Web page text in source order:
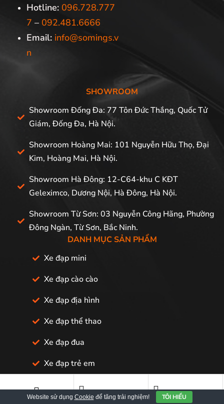
Hotline: 096.728.777
7 – 092.481.6666
Email: info@somings.v
n
SHOWROOM
Showroom Đống Đa: 77 Tôn Đức Thắng, Quốc Tử
Giám, Đống Đa, Hà Nội.
Showroom Hoàng Mai: 101 Nguyễn Hữu Thọ, Đại
Kim, Hoàng Mai, Hà Nội.
Showroom Hà Đông: 12-C64-khu C KĐT
Geleximco, Dương Nội, Hà Đông, Hà Nội.
Showroom Từ Sơn: 03 Nguyễn Công Hãng, Phường
Đông Ngàn, Từ Sơn, Bắc Ninh.
DANH MỤC SẢN PHẨM
Xe đạp mini
Xe đạp cào cào
Xe đạp địa hình
Xe đạp thể thao
Xe đạp đua
Xe đạp trẻ em
Xe đạp trợ lực
Website sử dụng Cookie để tăng trải nghiệm! TÔI HIỂU